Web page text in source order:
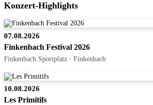
Konzert-Highlights
07.08.2026
Finkenbach Festival 2026
Finkenbach Sportplatz · Finkenbach
10.08.2026
Les Primitifs